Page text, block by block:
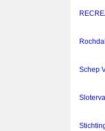
Schep